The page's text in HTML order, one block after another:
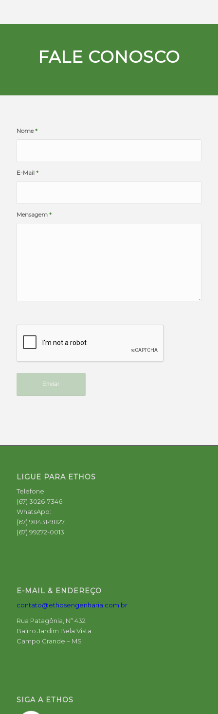
FALE CONOSCO
Nome*
E-Mail *
Mensagem *
LIGUE PARA ETHOS
Telefone:
(67) 3026-7346
WhatsApp:
(67) 98431-9827
(67) 99272-0013
E-MAIL & ENDEREÇO
contato@ethosengenharia.com.br
Rua Patagônia, Nº 432
Bairro Jardim Bela Vista
Campo Grande – MS
SIGA A ETHOS